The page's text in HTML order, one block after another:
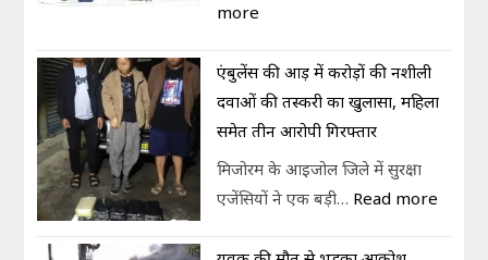
more
एंबुलेंस की आड़ में करोड़ों की नशीली
दवाओं की तस्करी का खुलासा, महिला
समेत तीन आरोपी गिरफ्तार
मिजोरम के आइजोल जिले में सुरक्षा
एजेंसियों ने एक बड़ी… Read more